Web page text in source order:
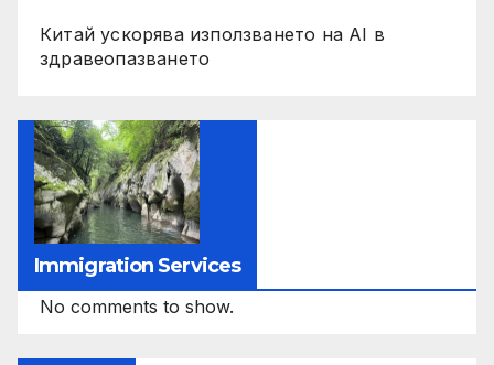
Китай ускорява използването на AI в
здравеопазването
Immigration Services
No comments to show.